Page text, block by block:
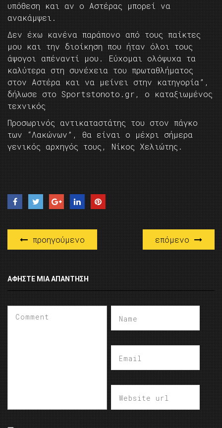
υπόθεση και αν ο Αστέρας μπορεί να
ανακάμψει.
Δεν έχω κανένα παράπονο από τους παίκτες
μου και την διοίκηση που ήταν όλοι τους
άψογοι απέναντί μου. Εύχομαι ολόψυχα τα
καλύτερα στη συνέχεια του πρωταθλήματος
στον Αστέρα και να μείνει στην κατηγορία”,
δήλωσε στο Sportstonoto.gr, ο καταξιωμένος
τεχνικός
Προσωρινός αντικαταστάτης του στον πάγκο
των “Λακώνων”, θα είναι ο μέχρι σήμερα
γενικός αρχηγός τους, Νίκος Χελιώτης.
προηγούμενο επόμενο
ΑΦΉΣΤΕ ΜΙΑ ΑΠΆΝΤΗΣΗ